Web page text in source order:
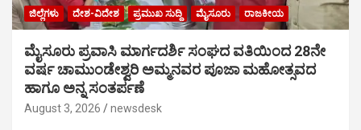
ಜಿಲ್ಲೆಗಳು ದೇಶ-ವಿದೇಶ ಪ್ರಮುಖ ಸುದ್ದಿ ಮೈಸೂರು ರಾಜಕೀಯ
ಮೈಸೂರು ಪ್ರವಾಸಿ ಮಾರ್ಗದರ್ಶಿ ಸಂಘದ ವತಿಯಿಂದ 28ನೇ
ವರ್ಷ ಚಾಮುಂಡೇಶ್ವರಿ ಅಮ್ಮನವರ ಪೂಜಾ ಮಹೋತ್ಸವದ
ಹಾಗೂ ಅನ್ನ ಸಂತರ್ಪಣೆ
August 3, 2026 newsdesk